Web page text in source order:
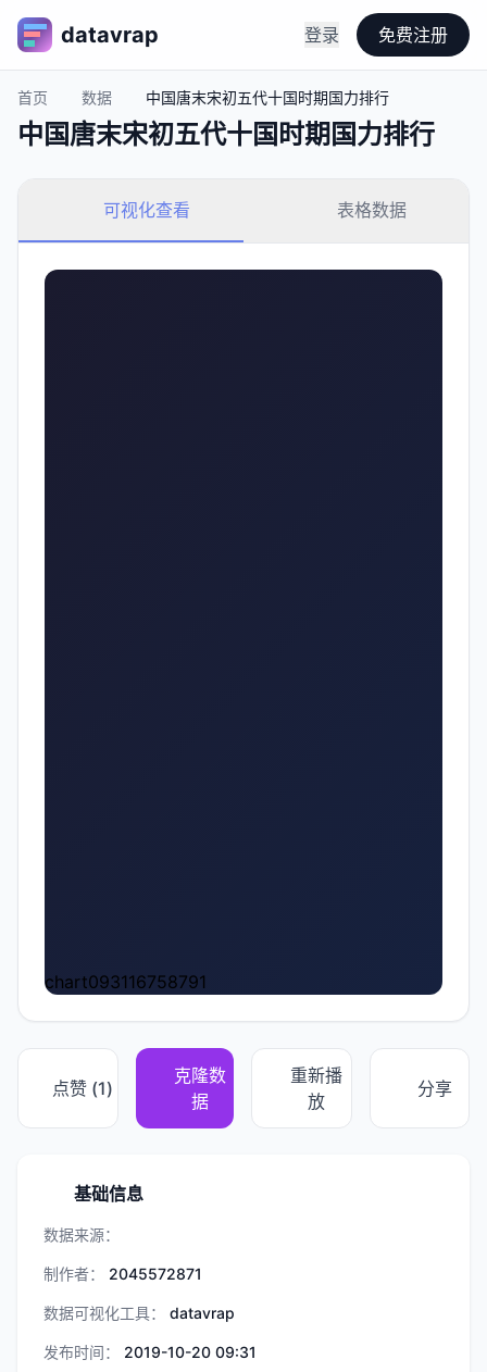
datavrap 登录 免费注册
首页 数据 中国唐末宋初五代十国时期国力排行
中国唐末宋初五代十国时期国力排行
可视化查看 表格数据
chart093116758791
点赞 (1)
克隆数
据
重新播
放
分享
基础信息
数据来源：
制作者： 2045572871
数据可视化工具： datavrap
发布时间： 2019-10-20 09:31